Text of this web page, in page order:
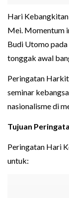
Hari
Mei. Momentum
Budi Utomo
tonggak awal
Peringatan
seminar
nasionalisme di
Tujuan
Peringatan Hari
untuk: